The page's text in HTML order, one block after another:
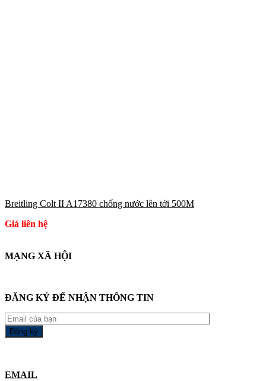
Breitling Colt II A17380 chống nước lên tới 500M
Giá liên hệ
MẠNG XÃ HỘI
ĐĂNG KÝ ĐỂ NHẬN THÔNG TIN
EMAIL